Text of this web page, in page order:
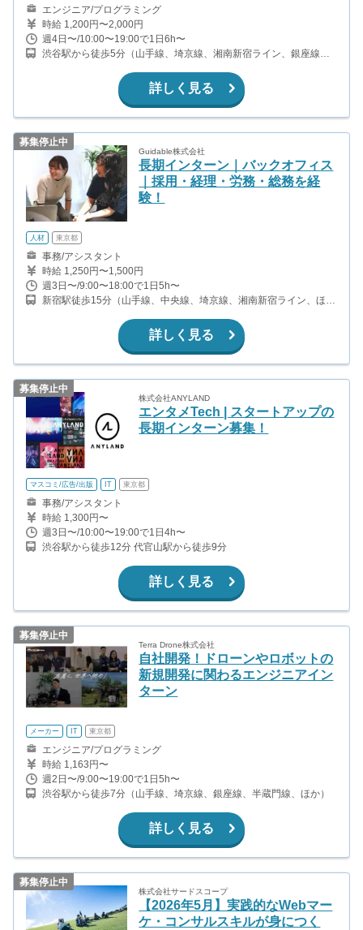
エンジニア/プログラミング
時給 1,200円〜2,000円
週4日〜/10:00〜19:00で1日6h〜
渋谷駅から徒歩5分（山手線、埼京線、湘南新宿ライン、銀座線、
詳しく見る
募集停止中
Guidable株式会社
長期インターン｜バックオフィス
｜採用・経理・労務・総務を経
験！
人材 東京都
事務/アシスタント
時給 1,250円〜1,500円
週3日〜/9:00〜18:00で1日5h〜
新宿駅徒歩15分（山手線、中央線、埼京線、湘南新宿ライン、ほ
新宿線、京王新線)
詳しく見る
募集停止中
株式会社ANYLAND
エンタメTech | スタートアップの
長期インターン募集！
マスコミ/広告/出版 IT 東京都
事務/アシスタント
時給 1,300円〜
週3日〜/10:00〜19:00で1日4h〜
渋谷駅から徒歩12分 代官山駅から徒歩9分
詳しく見る
募集停止中
Terra Drone株式会社
自社開発！ドローンやロボットの
新規開発に関わるエンジニアイン
ターン
メーカー IT 東京都
エンジニア/プログラミング
時給 1,163円〜
週2日〜/9:00〜19:00で1日5h〜
渋谷駅から徒歩7分（山手線、埼京線、銀座線、半蔵門線、ほか）
詳しく見る
募集停止中
株式会社サードスコープ
【2026年5月】実践的なWebマー
ケ・コンサルスキルが身につく